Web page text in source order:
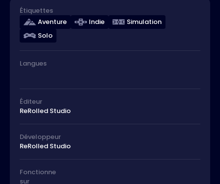
Étiquettes
Aventure
Indie
Simulation
Solo
Langues
Éditeur
ReRolled Studio
Développeur
ReRolled Studio
Fonctionne
sur